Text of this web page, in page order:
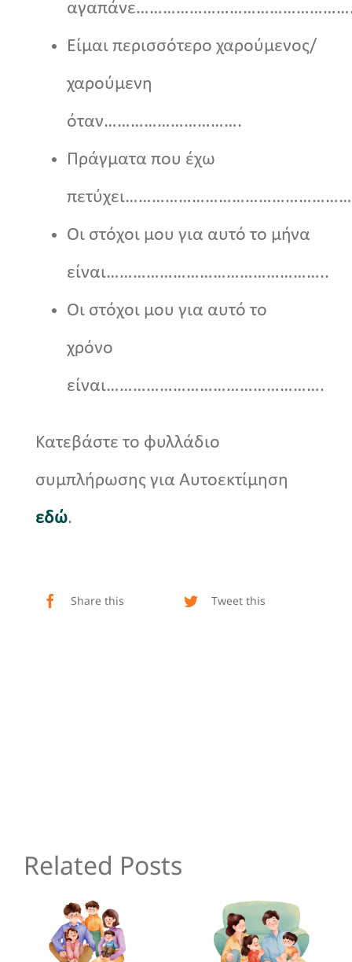
Είμαι περισσότερο χαρούμενος/
χαρούμενη
όταν………………………….
Πράγματα που έχω
Οι στόχοι μου για αυτό το μήνα
είναι…………………………………………..
Οι στόχοι μου για αυτό το
χρόνο
είναι………………………………………….
Κατεβάστε το φυλλάδιο
συμπλήρωσης για Αυτoεκτίμηση
εδώ.
Share this Tweet this
Related Posts